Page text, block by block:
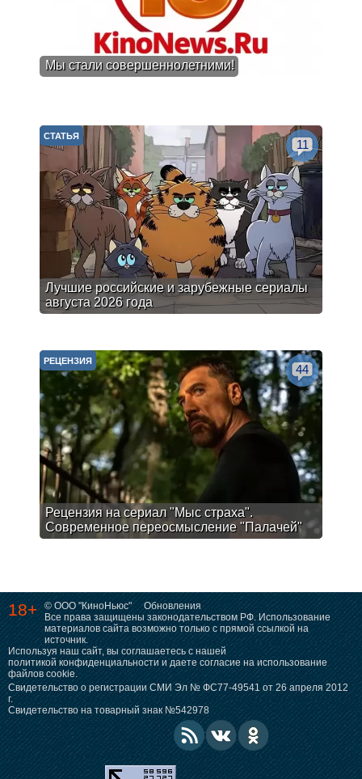
Мы стали совершеннолетними!
Лучшие российские и зарубежные сериалы
августа 2026 года
СТАТЬЯ
11
Рецензия на сериал "Мыс страха".
Современное переосмысление "Палачей"
РЕЦЕНЗИЯ
44
18+ © ООО "КиноНьюс"
Обновления
Все права защищены законодательством РФ. Использование
материалов сайта возможно только с прямой ссылкой на
источник.
Используя наш сайт, вы соглашаетесь с нашей
политикой конфиденциальности и даете согласие на использование
файлов cookie.
Свидетельство о регистрации СМИ Эл № ФС77-49541 от 26 апреля 2012
г.
Свидетельство на товарный знак №542978